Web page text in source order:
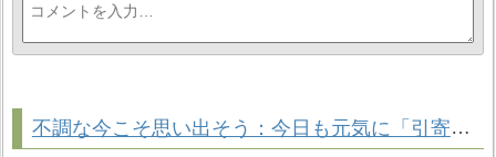
不調な今こそ思い出そう：今日も元気に「引寄せ」してますか？